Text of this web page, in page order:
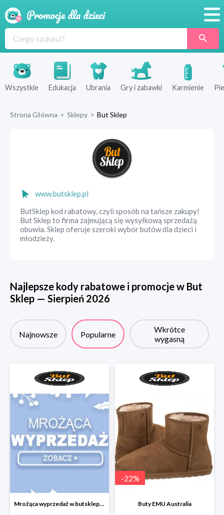
Produkty
Sklepy
Wszystkie Edukacja Ubrania Gry i zabawki Karmienie
Strona Główna > Sklepy > But Sklep
www.butsklep.pl
ButSklep kod rabatowy, czyli sposób na tańsze zakupy!
But Sklep to firma zajmującą się wysyłkową sprzedażą
obuwia. Sklep oferuje szeroki wybór butów dla dzieci i
młodzieży.
Najlepsze kody rabatowe i promocje w But
Sklep — Sierpień 2026
Najnowsze Popularne
Wkrótce
wygasną
Mrożąca wyprzedaż w butsklep.pl
-22%
Buty EMU Australia